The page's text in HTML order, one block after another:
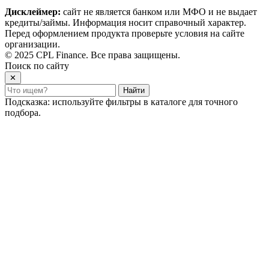
Дисклеймер: сайт не является банком или МФО и не выдает
кредиты/займы. Информация носит справочный характер.
Перед оформлением продукта проверьте условия на сайте
организации.
© 2025 CPL Finance. Все права защищены.
Поиск по сайту
✕
Найти
Подсказка: используйте фильтры в каталоге для точного
подбора.